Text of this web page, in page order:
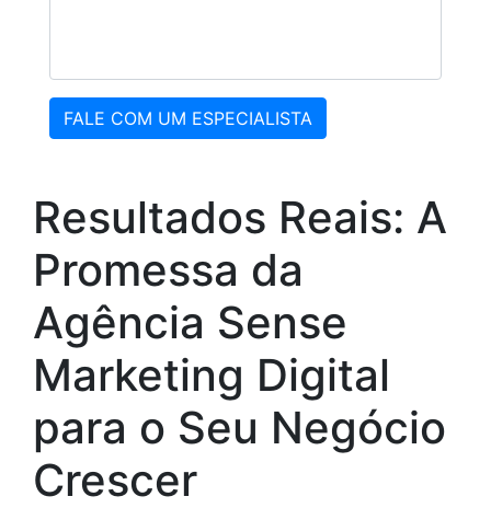
FALE COM UM ESPECIALISTA
Resultados Reais: A
Promessa da
Agência Sense
Marketing Digital
para o Seu Negócio
Crescer